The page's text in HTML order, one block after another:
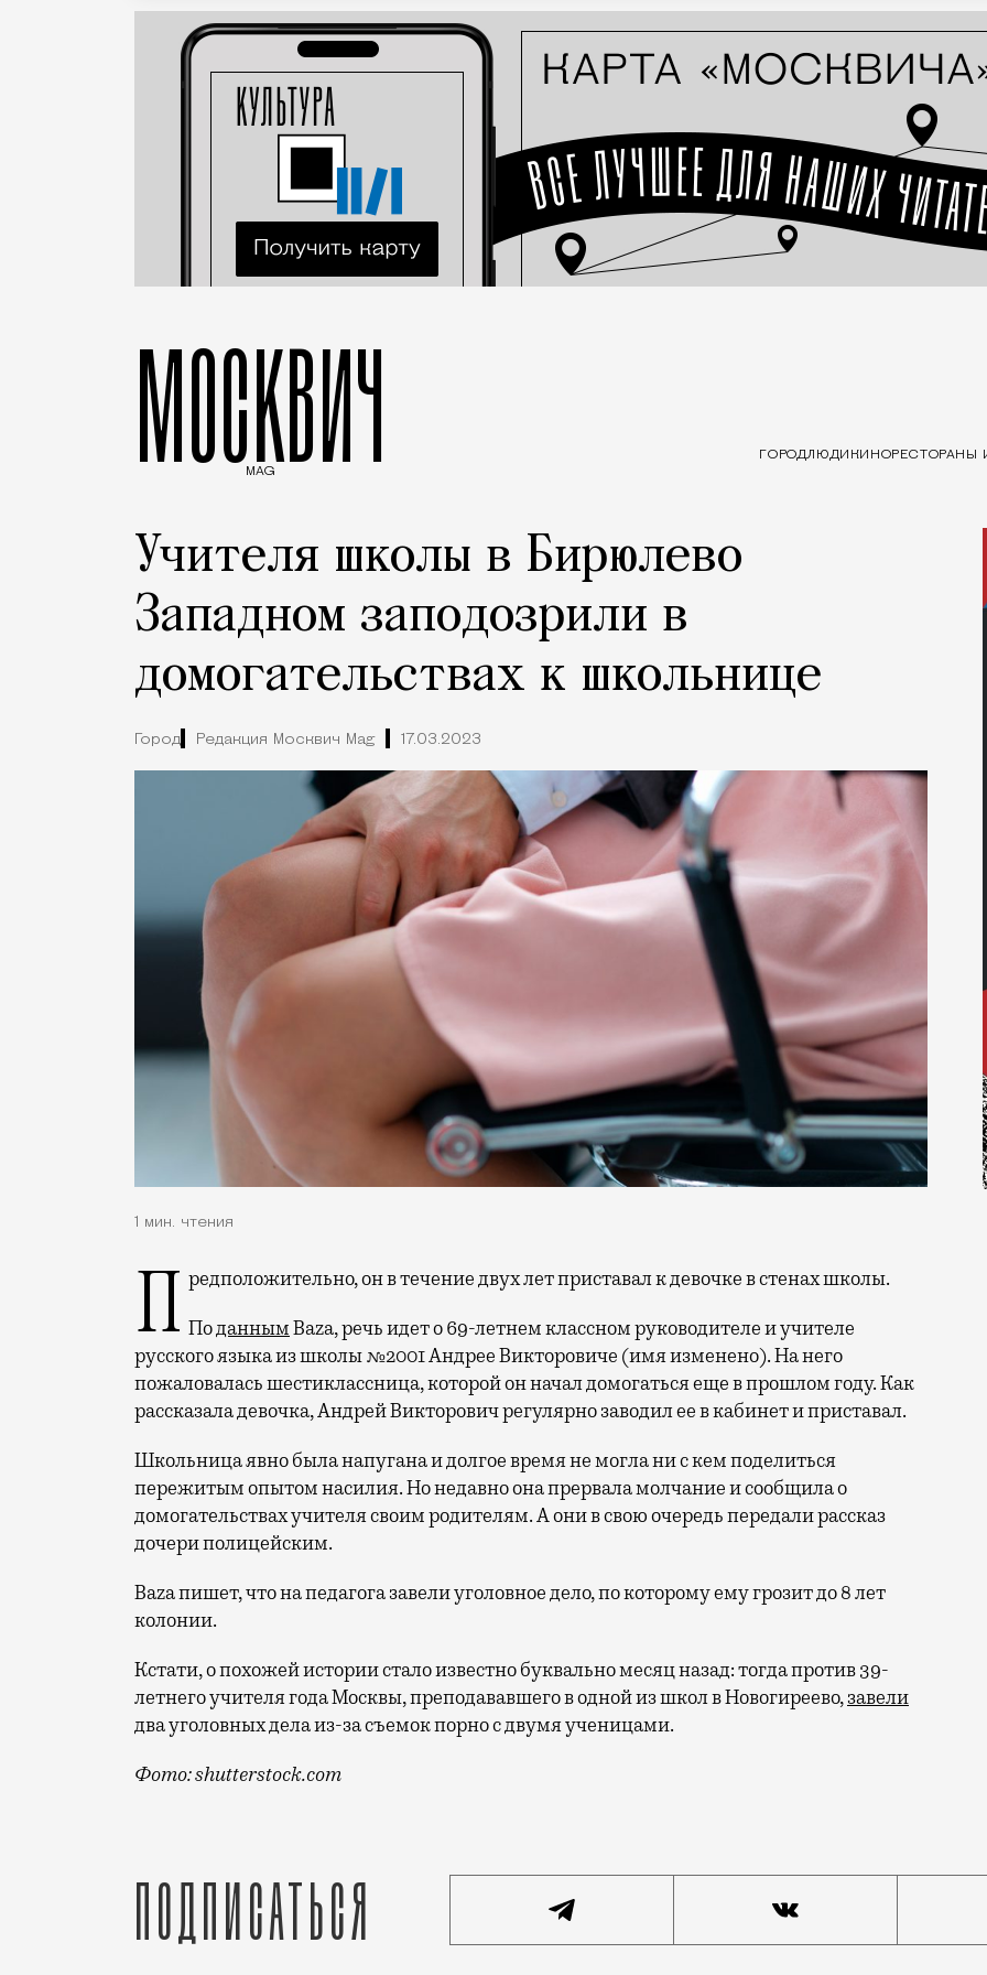
МОСКВИЧ
MAG
ГОРОДЛЮДИ КИНОРЕСТОРАНЫ
Учителя школы в Бирюлево
Западном заподозрили в
домогательствах к школьнице
Город Редакция Москвич Mag 17.03.2023
1 мин. чтения
Предположительно, он в течение двух лет приставал к девочке в стенах школы.
ПоданнымBaza, речь идет о 69-летнем классном руководителе и учителе
русского языка из школы №2001 Андрее Викторовиче (имя изменено). На него
пожаловалась шестиклассница, которой он начал домогаться еще в прошлом году. Как
рассказала девочка, Андрей Викторович регулярно заводил ее в кабинет и приставал.
Школьница явно была напугана и долгое время не могла ни с кем поделиться
пережитым опытом насилия. Но недавно она прервала молчание и сообщила о
домогательствах учителя своим родителям. А они в свою очередь передали рассказ
дочери полицейским.
Baza пишет, что на педагога завели уголовное дело, по которому ему грозит до 8 лет
колонии.
Кстати, о похожей истории стало известно буквально месяц назад: тогда против 39-
летнего учителя года Москвы, преподававшего в одной из школ в Новогиреево,завели
два уголовных дела из-за съемок порно с двумя ученицами.
Фото: shutterstock.com
Подписаться